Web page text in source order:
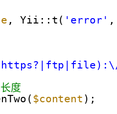
, Yii::t( 'error' ,
\/
度
$content );